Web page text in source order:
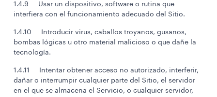
1.4.9 Usar un dispositivo, software o rutina que
interfiera con el funcionamiento adecuado del Sitio.
1.4.10 Introducir virus, caballos troyanos, gusanos,
bombas lógicas u otro material malicioso o que dañe la
tecnología.
1.4.11 Intentar obtener acceso no autorizado, interferir,
dañar o interrumpir cualquier parte del Sitio, el servidor
en el que se almacena el Servicio, o cualquier servidor,